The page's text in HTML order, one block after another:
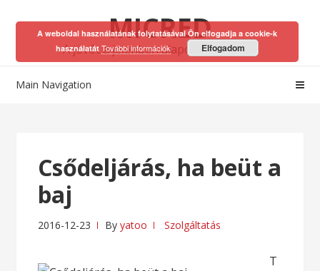
to
navigation
to
content
MICRED
A jövőt a jelenben alapozhatod meg!
Main Navigation
Csődeljárás, ha beüt a
baj
2016-12-23 Byyatoo Szolgáltatás
T
A weboldal használatának folytatásával Ön elfogadja a cookie-k
használatátTovábbi információk Elfogadom